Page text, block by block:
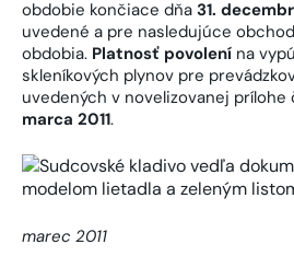
obdobie končiace dňa 31.
uvedené a pre nasledujúce
obdobia. Platnosť povolení na
skleníkových plynov pre
uvedených v novelizovanej prílohe
marca 2011.
marec 2011